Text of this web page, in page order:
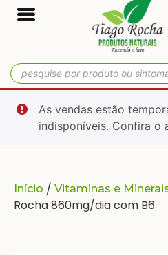
As vendas estão
indisponíveis. Confira o
Início / Vitaminas e
Rocha 860mg/dia com B6